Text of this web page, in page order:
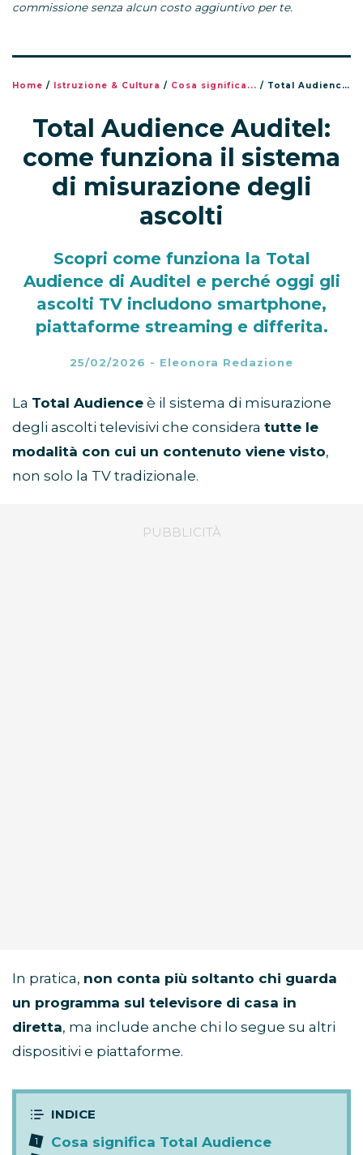
commissione senza alcun costo aggiuntivo per te.
Home / Istruzione & Cultura / Cosa significa... / Total Audience Auditel: come funziona il sistema di misurazione degli ascolti
Total Audience Auditel:
come funziona il sistema
di misurazione degli
ascolti
Scopri come funziona la Total
Audience di Auditel e perché oggi gli
ascolti TV includono smartphone,
piattaforme streaming e differita.
25/02/2026 - Eleonora Redazione
La Total Audience è il sistema di misurazione
degli ascolti televisivi che considera tutte le
modalità con cui un contenuto viene visto,
non solo la TV tradizionale.
In pratica, non conta più soltanto chi guarda
un programma sul televisore di casa in
diretta, ma include anche chi lo segue su altri
dispositivi e piattaforme.
Cosa significa Total Audience